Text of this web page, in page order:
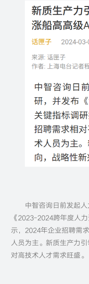
中智咨询日前发起
《2023-2024跨年度人
示，2024年企业招聘需
人员为主。新质生产力
对高技术人才需求旺盛。